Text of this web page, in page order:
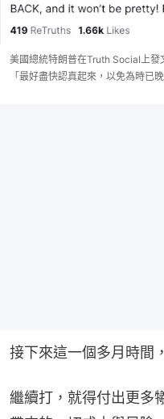
美國總統特朗普在Truth Social上發
「最好盡快認真起來，以免為時已
接下來這一個多月時間
繼續打，就得付出更多